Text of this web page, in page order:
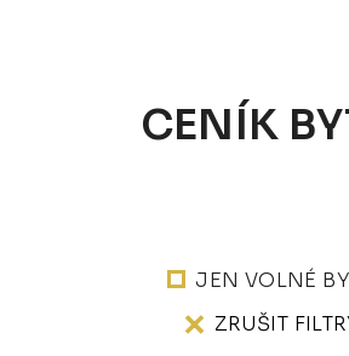
CENÍK
JEN VOLNÉ
ZRUŠIT